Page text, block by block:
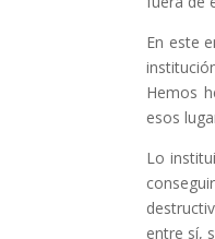
En este
Hemos
esos
Lo
entre sí,